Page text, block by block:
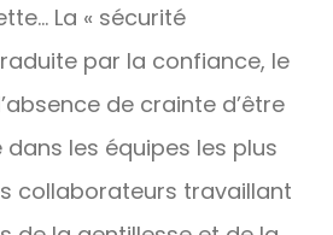
La « sécurité
par la confiance, le
de crainte d’être
les équipes les plus
collaborateurs travaillant